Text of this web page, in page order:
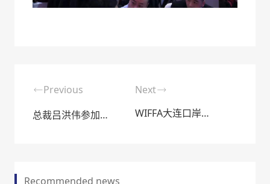
Previous
总裁吕洪伟参加WIFFA2019京津冀三口岸新春联谊会
Next
WIFFA大连口岸分会2019主题晚宴
Recommended news